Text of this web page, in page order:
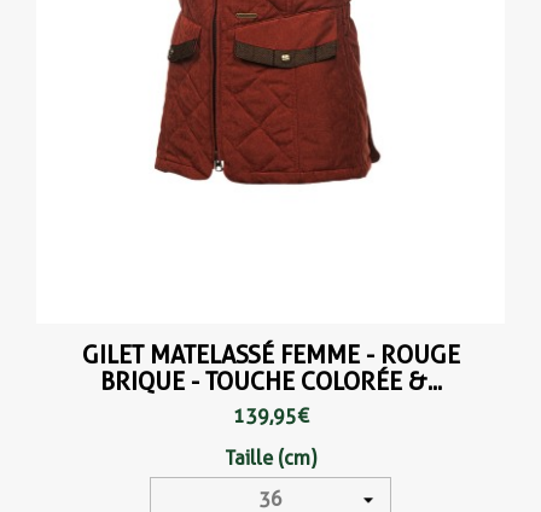
GILET MATELASSÉ FEMME - ROUGE
BRIQUE - TOUCHE COLORÉE &...
139,95 €
Taille (cm)